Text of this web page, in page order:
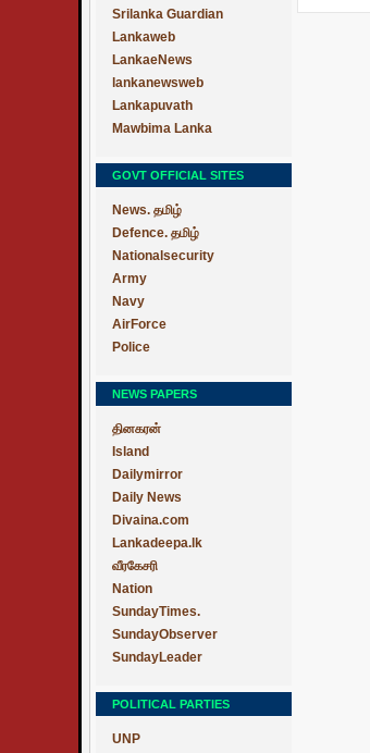
Srilanka Guardian
Lankaweb
LankaeNews
lankanewsweb
Lankapuvath
Mawbima Lanka
GOVT OFFICIAL SITES
News. தமிழ்
Defence. தமிழ்
Nationalsecurity
Army
Navy
AirForce
Police
NEWS PAPERS
தினகரன்
Island
Dailymirror
Daily News
Divaina.com
Lankadeepa.lk
வீரகேசரி
Nation
SundayTimes.
SundayObserver
SundayLeader
POLITICAL PARTIES
UNP